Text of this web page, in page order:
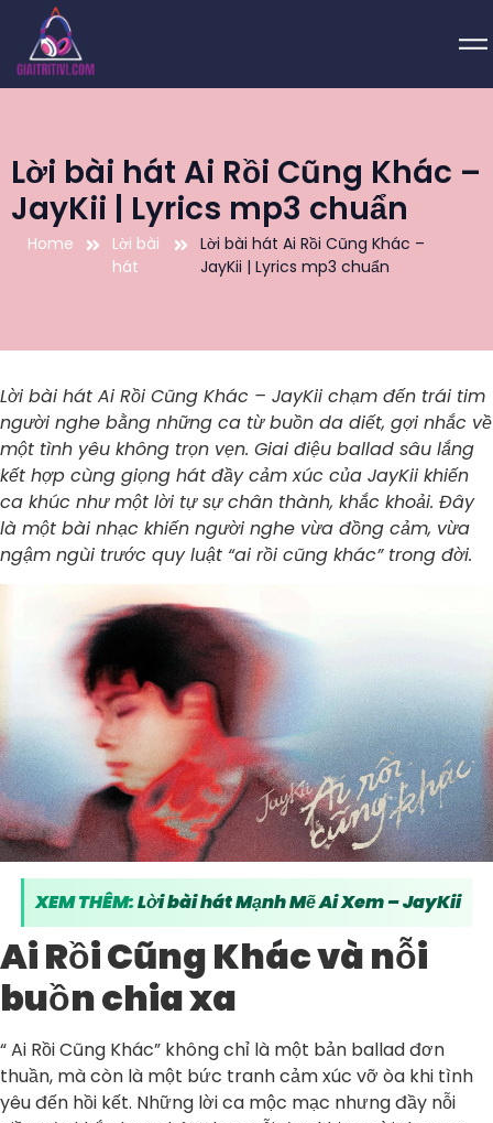
Lời bài hát Ai Rồi Cũng Khác –
JayKii | Lyrics mp3 chuẩn
Home
Lời bài
hát
Lời bài hát Ai Rồi Cũng Khác –
JayKii | Lyrics mp3 chuẩn
Lời bài hát Ai Rồi Cũng Khác – JayKii chạm đến trái tim
người nghe bằng những ca từ buồn da diết, gợi nhắc về
một tình yêu không trọn vẹn. Giai điệu ballad sâu lắng
kết hợp cùng giọng hát đầy cảm xúc của JayKii khiến
ca khúc như một lời tự sự chân thành, khắc khoải. Đây
là một bài nhạc khiến người nghe vừa đồng cảm, vừa
ngậm ngùi trước quy luật “ai rồi cũng khác” trong đời.
XEM THÊM:Lời bài hát Mạnh Mẽ Ai Xem – JayKii
Ai Rồi Cũng Khác và nỗi
buồn chia xa
“ Ai Rồi Cũng Khác” không chỉ là một bản ballad đơn
thuần, mà còn là một bức tranh cảm xúc vỡ òa khi tình
yêu đến hồi kết. Những lời ca mộc mạc nhưng đầy nỗi